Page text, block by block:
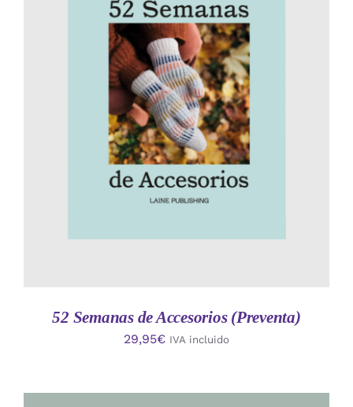
AÑADIR AL CARRITO
/
52 Semanas de Accesorios (Preventa)
29,95€ IVA incluido